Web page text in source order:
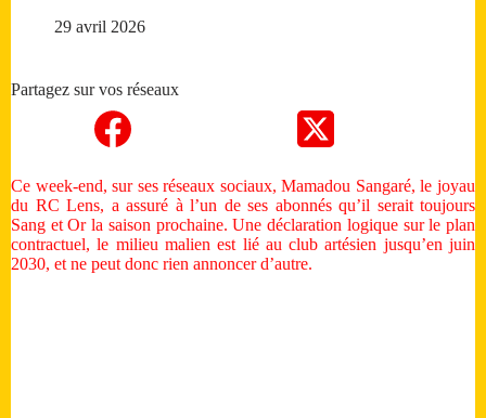
29 avril 2026
Partagez sur vos réseaux
Ce week-end, sur ses réseaux sociaux, Mamadou Sangaré, le joyau
du RC Lens, a assuré à l’un de ses abonnés qu’il serait toujours
Sang et Or la saison prochaine. Une déclaration logique sur le plan
contractuel, le milieu malien est lié au club artésien jusqu’en juin
2030, et ne peut donc rien annoncer d’autre.